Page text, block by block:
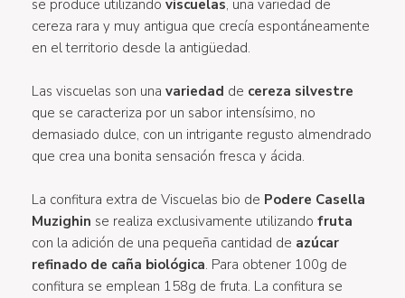
se produce utilizando viscuelas, una variedad de
cereza rara y muy antigua que crecía espontáneamente
en el territorio desde la antigüedad.
Las viscuelas son una variedad de cereza silvestre
que se caracteriza por un sabor intensísimo, no
demasiado dulce, con un intrigante regusto almendrado
que crea una bonita sensación fresca y ácida.
La confitura extra de Viscuelas bio de Podere Casella
Muzighin se realiza exclusivamente utilizando fruta
con la adición de una pequeña cantidad de azúcar
refinado de caña biológica. Para obtener 100g de
confitura se emplean 158g de fruta. La confitura se